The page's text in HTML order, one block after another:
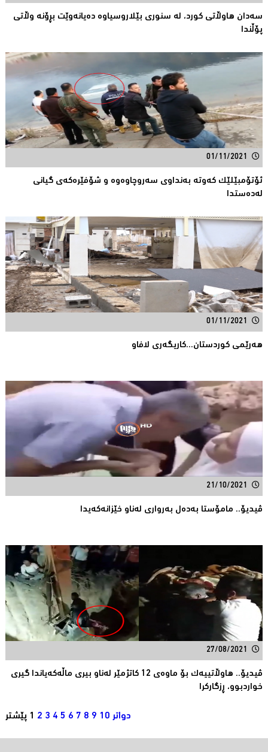
سه‌دان هاوڵاتی كورد، له‌ سنوری بێلاروسیاوه‌ ده‌یانه‌وێت بڕۆنه‌ وڵاتی
پۆڵندا
01/11/2021
ئۆتۆمبێلێك كه‌وته‌ به‌نداوی سه‌روچاوه‌وه‌ و شۆفێره‌كه‌ی گیانی
له‌ده‌ستدا
01/11/2021
هه‌رێمی كوردستان...كاریگه‌ری لافاو
21/10/2021
ڤیدیۆ.. مامۆستا به‌ده‌ل به‌رواری له‌ناو خێزانه‌كه‌یدا
27/08/2021
ڤیدیۆ.. هاوڵاتییه‌ك بۆ ماوه‌ی 12 كاتژمێر له‌ناو بیری ماڵه‌كه‌یاندا گیری
خواردبوو، ڕزگاركرا
دواتر 1 2 3 4 5 6 7 8 9 10 پێشتر